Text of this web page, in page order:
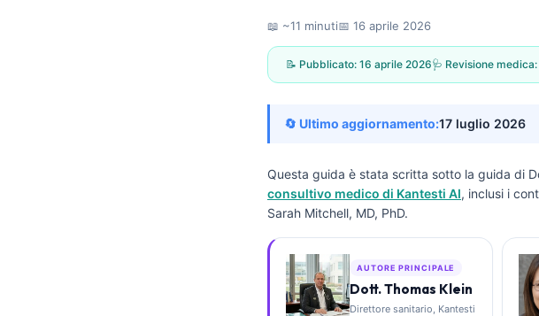
📖 ~11 minuti📅 16 aprile 2026
📝 Pubblicato: 16 aprile 2026🩺 Revisione medica:
🔄 Ultimo aggiornamento:17 luglio 2026
Questa guida è stata scritta sotto la guida di
consultivo medico di Kantesti AI, inclusi i
Sarah Mitchell, MD, PhD.
AUTORE PRINCIPALE
Dott. Thomas Klein
Direttore sanitario, Kantesti